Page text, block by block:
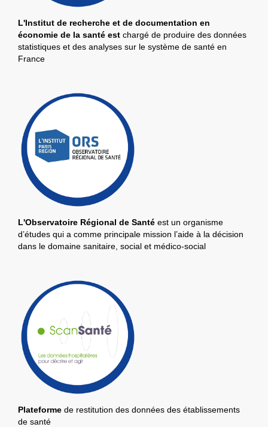
L'Institut de recherche et de documentation en
économie de la santé est chargé de produire des données
statistiques et des analyses sur le système de santé en
France
L'Observatoire Régional de Santé est un organisme
d’études qui a comme principale mission l’aide à la décision
dans le domaine sanitaire, social et médico-social
Plateforme de restitution des données des établissements
de santé